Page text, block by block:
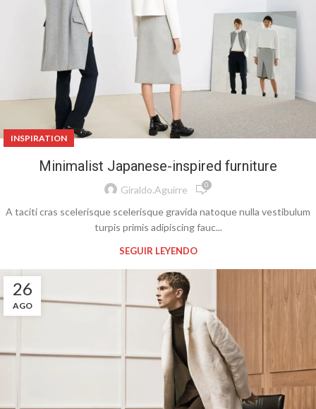
INSPIRATION
Minimalist Japanese-inspired furniture
Giraldo.aguirre 0
A taciti cras scelerisque scelerisque gravida natoque nulla vestibulum
turpis primis adipiscing fauc...
SEGUIR LEYENDO
26
AGO